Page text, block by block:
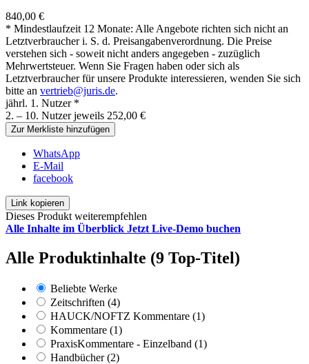
840,00 €
* Mindestlaufzeit 12 Monate: Alle Angebote richten sich nicht an
Letztverbraucher i. S. d. Preisangabenverordnung. Die Preise
verstehen sich - soweit nicht anders angegeben - zuzüglich
Mehrwertsteuer. Wenn Sie Fragen haben oder sich als
Letztverbraucher für unsere Produkte interessieren, wenden Sie sich
bitte an vertrieb@juris.de.
jährl. 1. Nutzer *
2. – 10. Nutzer jeweils 252,00 €
Zur Merkliste hinzufügen
WhatsApp
E-Mail
facebook
Link kopieren
Dieses Produkt weiterempfehlen
Alle Inhalte im Überblick Jetzt Live-Demo buchen
Alle Produktinhalte (9 Top-Titel)
Beliebte Werke
Zeitschriften (4)
HAUCK/NOFTZ Kommentare (1)
Kommentare (1)
PraxisKommentare - Einzelband (1)
Handbücher (2)